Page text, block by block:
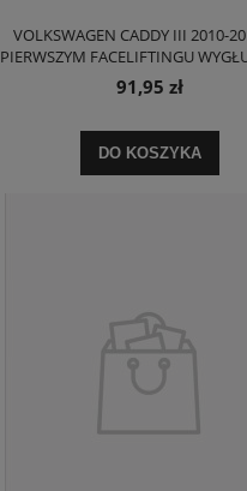
VOLKSWAGEN CADDY III 2010-
PIERWSZYM FACELIFTINGU
MASKI 1T0863831G
91,95 zł
DO KOSZYKA